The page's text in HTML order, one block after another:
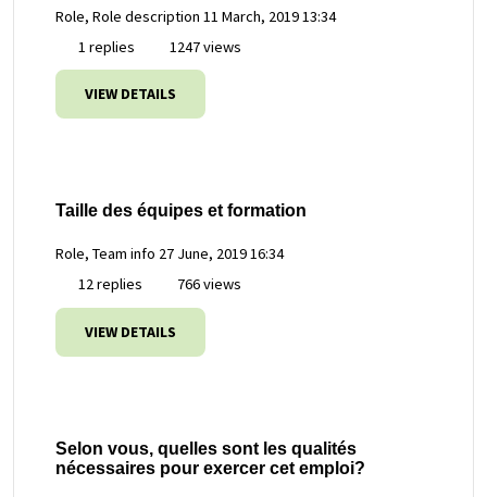
Role, Role description 11 March, 2019 13:34
1 replies
1247 views
VIEW DETAILS
Taille des équipes et formation
Role, Team info 27 June, 2019 16:34
12 replies
766 views
VIEW DETAILS
Selon vous, quelles sont les qualités
nécessaires pour exercer cet emploi?